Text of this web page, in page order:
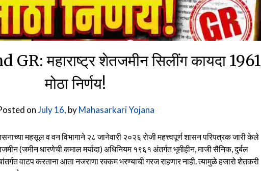
महाराष्ट्र शेतजमीन सिलींग कायदा 1961
मोठा निर्णय!
onJuly 16, byMahasarkari Yojana
महसूल व वन विभागाने २८ जानेवारी २०२६ रोजी महत्त्वपूर्ण शासन परिपत्रक जारी केले
(जमीन धारणेची कमाल मर्यादा) अधिनियम १९६१ अंतर्गत भूमीहीन, माजी सैनिक, दुर्बल
वाटप करताना आता नजराणा रक्कम भरण्याची गरज राहणार नाही. त्यामुळे हजारो शेतकरी